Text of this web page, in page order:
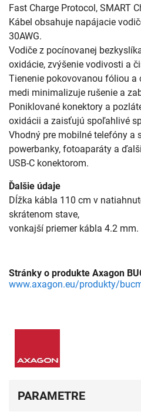
Fast Charge Protocol, SMART
Kábel obsahuje napájacie
30AWG.
Vodiče z pocínovanej
oxidácie, zvýšenie vodivosti a
Tienenie pokovovanou fóliou a
medi minimalizuje rušenie a
Poniklované konektory a
oxidácii a zaisťujú spoľahlivé
Vhodný pre mobilné telefóny a
powerbanky, fotoaparáty a
USB-C konektorom.
Ďalšie údaje
Dĺžka kábla 110 cm v
skrátenom stave,
vonkajší priemer kábla 4.2 mm.
Stránky o produkte Axagon
PARAMETRE